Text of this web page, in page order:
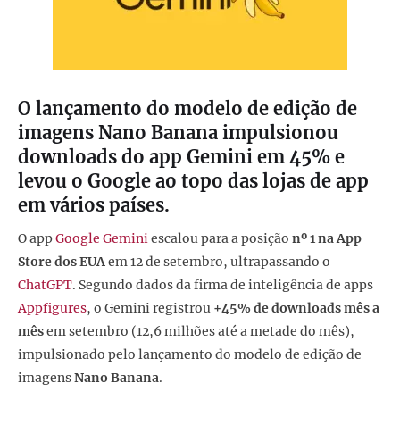
O lançamento do modelo de edição de
imagens Nano Banana impulsionou
downloads do app Gemini em 45% e
levou o Google ao topo das lojas de app
em vários países.
O appGoogle Geminiescalou para a posição nº 1 na App
Store dos EUAem 12 de setembro, ultrapassando o
ChatGPT. Segundo dados da firma de inteligência de apps
Appfigures, o Gemini registrou +45% de downloads mês a
mêsem setembro (12,6 milhões até a metade do mês),
impulsionado pelo lançamento do modelo de edição de
imagensNano Banana.